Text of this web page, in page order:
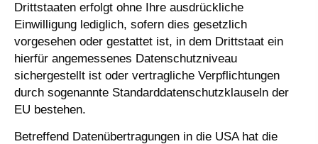
Drittstaaten erfolgt ohne Ihre ausdrückliche
Einwilligung lediglich, sofern dies gesetzlich
vorgesehen oder gestattet ist, in dem Drittstaat ein
hierfür angemessenes Datenschutzniveau
sichergestellt ist oder vertragliche Verpflichtungen
durch sogenannte Standarddatenschutzklauseln der
EU bestehen.
Betreffend Datenübertragungen in die USA hat die